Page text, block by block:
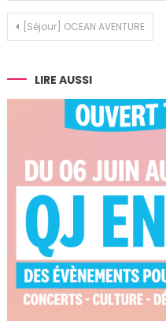
Navigation
l’article
[Séjour] OCEAN AVENTURE
LIRE AUSSI